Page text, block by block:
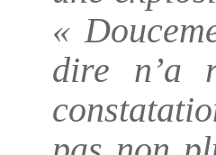
«
dire n’a